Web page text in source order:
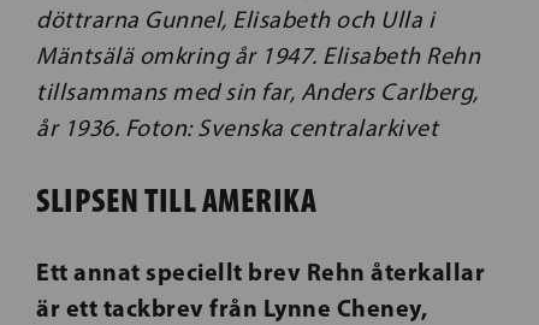
döttrarna Gunnel, Elisabeth och Ulla i
Mäntsälä omkring år 1947. Elisabeth Rehn
tillsammans med sin far, Anders Carlberg,
år 1936. Foton: Svenska centralarkivet
SLIPSEN TILL AMERIKA
Ett annat speciellt brev Rehn återkallar
är ett tackbrev från Lynne Cheney,